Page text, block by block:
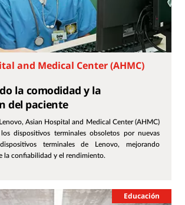
and Medical Center (AHMC)
la comodidad y la
del paciente
Asian Hospital and Medical Center (AHMC)
dispositivos terminales obsoletos por nuevas
terminales de Lenovo, mejorando
la confiabilidad y el rendimiento.
Educación